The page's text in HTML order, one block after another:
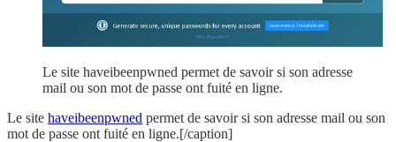
Le site haveibeenpwned permet de savoir si son adresse
mail ou son mot de passe ont fuité en ligne.
Le site haveibeenpwned permet de savoir si son adresse mail ou son
mot de passe ont fuité en ligne.[/caption]